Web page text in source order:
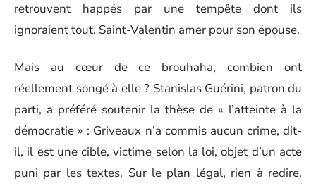
retrouvent happés par une tempête dont ils
ignoraient tout. Saint-Valentin amer pour son épouse.
Mais au cœur de ce brouhaha, combien ont
réellement songé à elle ? Stanislas Guérini, patron du
parti, a préféré soutenir la thèse de « l’atteinte à la
démocratie » : Griveaux n’a commis aucun crime, dit-
il, il est une cible, victime selon la loi, objet d’un acte
puni par les textes. Sur le plan légal, rien à redire.